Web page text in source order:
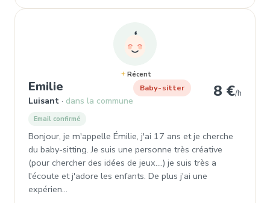
Récent
Emilie , Garde d'enfant à Luisant
Luisant dans la commune
Baby-sitter 8 €/h
Email confirmé
Bonjour, je m'appelle Émilie, j'ai 17 ans et je cherche
du baby-sitting. Je suis une personne très créative
(pour chercher des idées de jeux....) je suis très a
l'écoute et j'adore les enfants. De plus j'ai une
expérien…